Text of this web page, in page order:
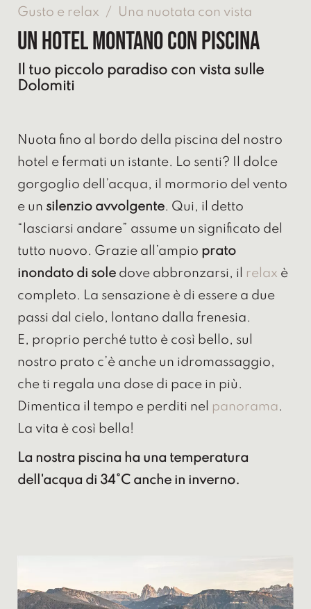
Gusto e relax / Una nuotata con vista
Un hotel montano con piscina
Il tuo piccolo paradiso con vista sulle
Dolomiti
Nuota fino al bordo della piscina del nostro
hotel e fermati un istante. Lo senti? Il dolce
gorgoglio dell’acqua, il mormorio del vento
e un silenzio avvolgente. Qui, il detto
“lasciarsi andare” assume un significato del
tutto nuovo. Grazie all’ampio prato
inondato di sole dove abbronzarsi, il relax è
completo. La sensazione è di essere a due
passi dal cielo, lontano dalla frenesia.
E, proprio perché tutto è così bello, sul
nostro prato c’è anche un idromassaggio,
che ti regala una dose di pace in più.
Dimentica il tempo e perditi nel panorama.
La vita è così bella!
La nostra piscina ha una temperatura
dell'acqua di 34°C anche in inverno.